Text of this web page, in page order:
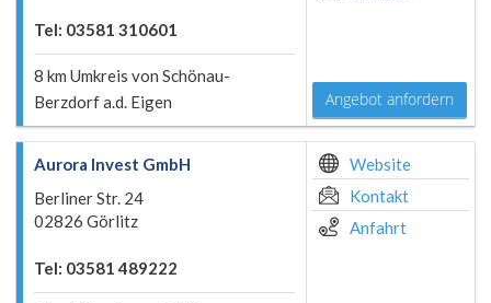
Tel: 03581 310601
8 km Umkreis von Schönau-
Berzdorf a.d. Eigen
Angebot anfordern
Aurora Invest GmbH
Berliner Str. 24
02826 Görlitz
Tel: 03581 489222
Website
Kontakt
Anfahrt